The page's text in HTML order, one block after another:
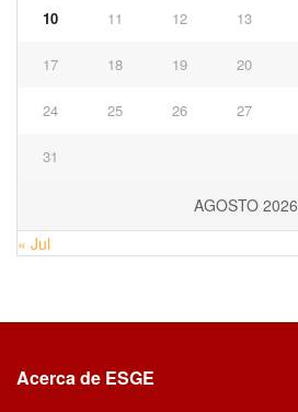
AGOSTO 2026
10 11 12 13
17 18 19 20
24 25 26 27
31
« Jul
Acerca de ESGE